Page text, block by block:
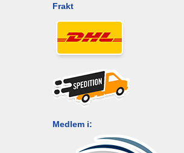
Frakt
Medlem i: